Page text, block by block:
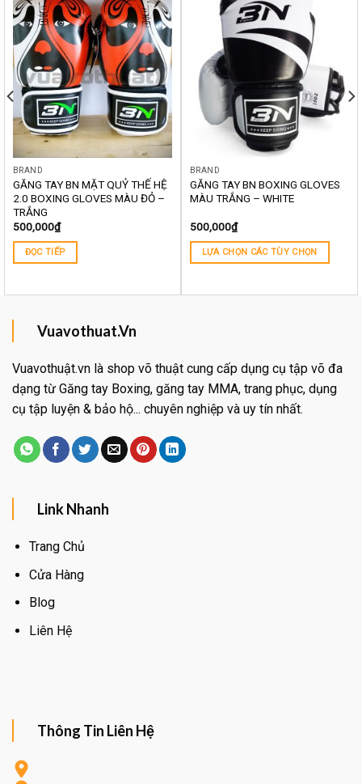
Yêu
thích
BRAND
GĂNG TAY BN MẶT QUỶ THẾ HỆ
2.0 BOXING GLOVES MÀU ĐỎ –
TRẮNG
500,000₫
ĐỌC TIẾP
BRAND
GĂNG TAY BN BOXING GLOVES
MÀU TRẮNG – WHITE
500,000₫
LỰA CHỌN CÁC TÙY CHỌN
Vuavothuat.Vn
Vuavothuật.vn là shop võ thuật cung cấp dụng cụ tập võ đa
dạng từ Găng tay Boxing, găng tay MMA, trang phục, dụng
cụ tập luyện & bảo hộ... chuyên nghiệp và uy tín nhất.
Link Nhanh
Trang Chủ
Cửa Hàng
Blog
Liên Hệ
Thông Tin Liên Hệ